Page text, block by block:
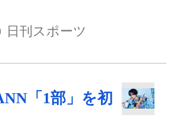
日刊スポーツ
「1部」を初